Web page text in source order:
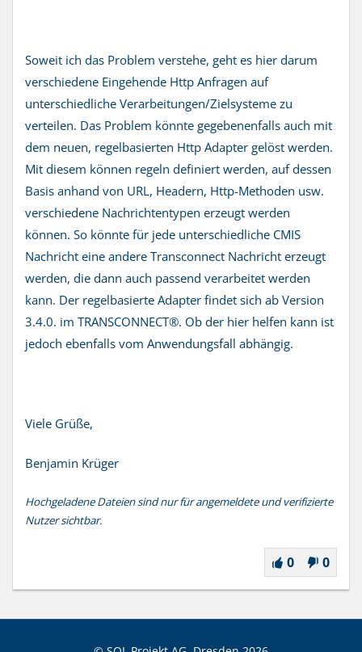
Soweit ich das Problem verstehe, geht es hier darum
verschiedene Eingehende Http Anfragen auf
unterschiedliche Verarbeitungen/Zielsysteme zu
verteilen. Das Problem könnte gegebenenfalls auch mit
dem neuen, regelbasierten Http Adapter gelöst werden.
Mit diesem können regeln definiert werden, auf dessen
Basis anhand von URL, Headern, Http-Methoden usw.
verschiedene Nachrichtentypen erzeugt werden
können. So könnte für jede unterschiedliche CMIS
Nachricht eine andere Transconnect Nachricht erzeugt
werden, die dann auch passend verarbeitet werden
kann. Der regelbasierte Adapter findet sich ab Version
3.4.0. im TRANSCONNECT®. Ob der hier helfen kann ist
jedoch ebenfalls vom Anwendungsfall abhängig.
Viele Grüße,
Benjamin Krüger
Hochgeladene Dateien sind nur für angemeldete und verifizierte
Nutzer sichtbar.
0 0